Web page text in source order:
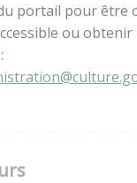
portail pour être
ou